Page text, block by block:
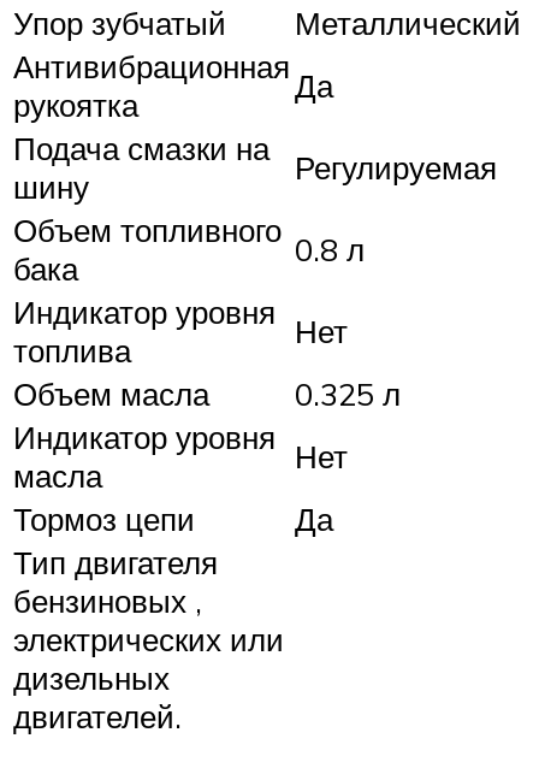
Упор зубчатый
Металлический
Антивибрационная
рукоятка
Да
Подача смазки на
шину
Регулируемая
Объем топливного
бака
0.8 л
Индикатор уровня
топлива
Нет
Объем масла
0.325 л
Индикатор уровня
масла
Нет
Тормоз цепи
Да
Тип двигателя
бензиновых ,
электрических или
дизельных
двигателей.